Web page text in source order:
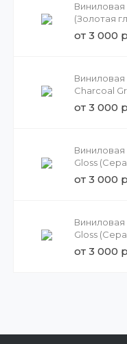
Виниловая
(Золотая
от 3 000
Виниловая
Charcoal
металлик)
от 3 000
Виниловая
Gloss
от 3 000
Виниловая
Gloss
от 3 000